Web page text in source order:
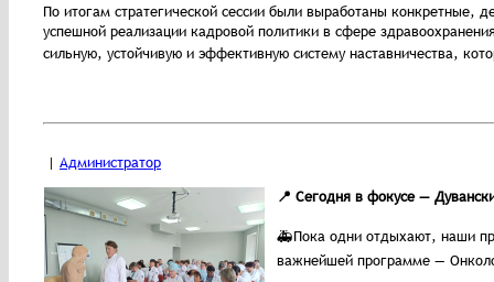
По итогам стратегической сессии были выработаны конкретные,
успешной реализации кадровой политики в сфере
сильную, устойчивую и эффективную систему наставничества,
| Администратор
📍 Сегодня в фокусе —
🚑Пока одни отдыхают, наши
важнейшей программе —